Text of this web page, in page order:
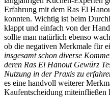
Erfahrung mit dem Ras El
konnten. Wichtig ist beim
klappt und einfach von der
sollte man natürlich ebenso
ob die negativen Merkmale für
insgesamt schon diverse
deren Ras El Hanout Gewürz
Nutzung in der Praxis zu
es eine handvoll weiterer
Kaufentscheidung miteinfließen